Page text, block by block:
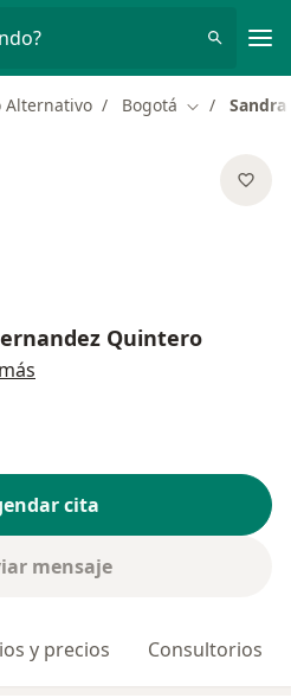
Alternativo Bogotá Cambiar de
Quintero
cita
mensaje
y precios Consultorios